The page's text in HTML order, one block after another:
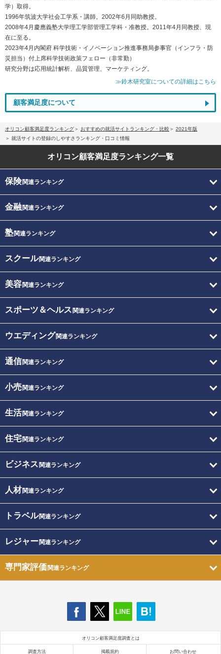
学）取得。
1996年筑波大学社会工学系・講師。2002年6月同助教授。
2008年4月慶應義塾大学理工学部管理工学科・准教授。2011年4月同教授、現
在に至る。
2023年4月内閣府 科学技術・イノベーション推進事務局参事官（インフラ・防
災担当）付上席科学技術政策フェロー（非常勤）
研究分野は応用統計解析、品質管理、マーケティング。
≫鈴木研究室についての詳細はこちら
顧客満足度について
オリコン顧客満足度ランキング おすすめの就活サイトランキング・比較
2021年版
就活サイトの登録のしやすさランキング・口コミ情報
オリコン顧客満足度ランキング一覧
保険関連ランキング
金融関連ランキング
塾関連ランキング
スクール関連ランキング
美容関連ランキング
スポーツ＆ヘルス 関連ランキング
ウエディング関連ランキング
通信関連ランキング
小売関連ランキング
生活関連ランキング
住宅関連ランキング
ビジネス 関連ランキング
人材関連ランキング
トラベル関連ランキング
レジャー関連ランキング
専門家評価関連ランキング
オリコン顧客満足度調査とは
調査方法 掲載規約 お問い合わせ